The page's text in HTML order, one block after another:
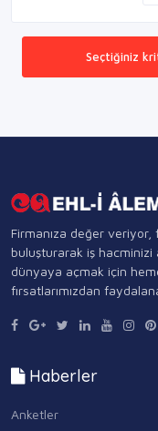
Seçtiğiniz
Firmanıza değer veriyor,
buluşturarak iş hacminizi
dünyaya açmak için
fırsatlarımızdan
Haberler
Anketler